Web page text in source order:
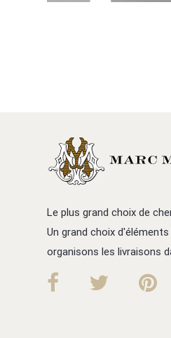
Le plus grand choix de
Un grand choix
organisons les livraisons